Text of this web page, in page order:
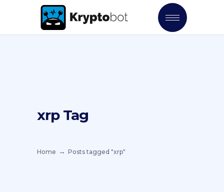
xrp Tag
Home Posts tagged "xrp"